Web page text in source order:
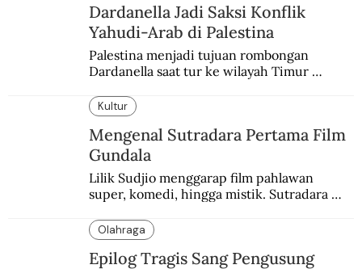
Dardanella Jadi Saksi Konflik
Yahudi-Arab di Palestina
Palestina menjadi tujuan rombongan
Dardanella saat tur ke wilayah Timur
ketegangan antara orang Yahudi dan
penduduk Arab.
Kultur
Mengenal Sutradara Pertama Film
Gundala
Lilik Sudjio menggarap film pahlawan
super, komedi, hingga mistik. Sutradara
Olahraga
Epilog Tragis Sang Pengusung